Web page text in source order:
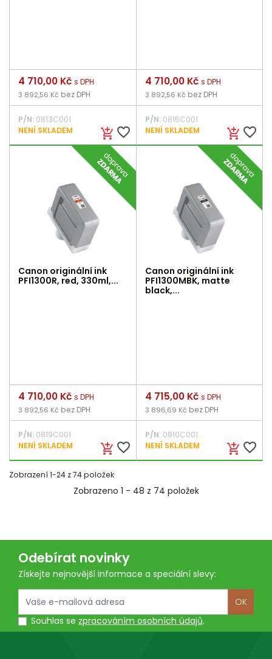
add_shopping_cart favorite_border
Cena
4 710,00 Kč s DPH
3 892,56 Kč bez DPH
P/N: 0813C001
NENÍ SKLADEM
add_shopping_cart favorite_border
Cena
4 710,00 Kč s DPH
3 892,56 Kč bez DPH
P/N:0815C001
NENÍ SKLADEM
Canon originální ink
PFI1300R, red, 330ml,...
add_shopping_cart favorite_border
Cena
4 710,00 Kč s DPH
3 892,56 Kč bez DPH
P/N: 0819C001
NENÍ SKLADEM
Canon originální ink
PFI1300MBK, matte
black,...
add_shopping_cart favorite_border
Cena
4 715,00 Kč s DPH
3 896,69 Kč bez DPH
P/N:0810C001
NENÍ SKLADEM
Zobrazení 1-24 z 74 položek
Zobrazeno 1 - 48 z 74 položek
Odebírat novinky
Získejte nejnovější informace a speciální slevy:
OK
Souhlas se zpracováním osobních údajů.